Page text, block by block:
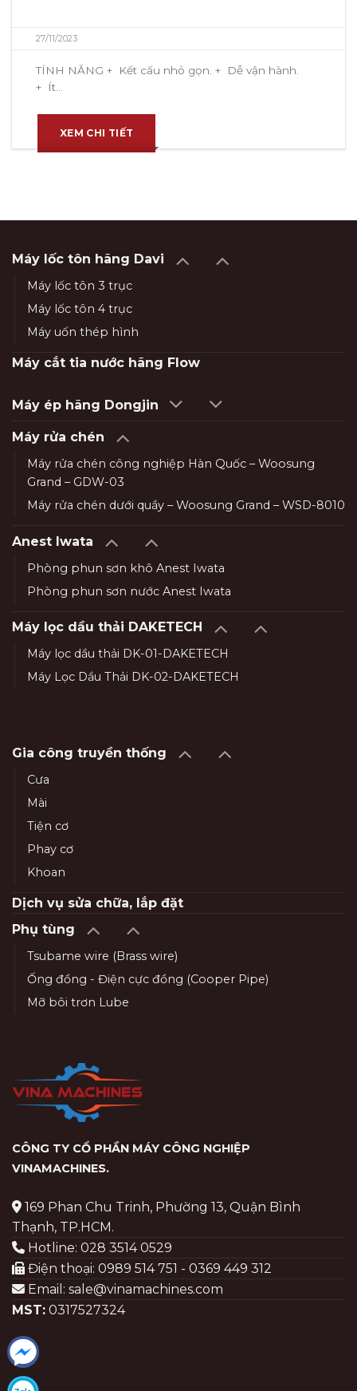
27/11/2023
TÍNH NĂNG + Kết cấu nhỏ gọn. + Dễ vận hành.
+ Ít...
XEM CHI TIẾT
Máy lốc tôn hãng Davi
Máy lốc tôn 3 trục
Máy lốc tôn 4 trục
Máy uốn thép hình
Máy cắt tia nước hãng Flow
Máy ép hãng Dongjin
Máy rửa chén
Máy rửa chén công nghiệp Hàn Quốc – Woosung
Grand – GDW-03
Máy rửa chén dưới quầy – Woosung Grand – WSD-8010
Anest Iwata
Phòng phun sơn khô Anest Iwata
Phòng phun sơn nước Anest Iwata
Máy lọc dầu thải DAKETECH
Máy lọc dầu thải DK-01-DAKETECH
Máy Lọc Dầu Thải DK-02-DAKETECH
Gia công truyền thống
Cưa
Mài
Tiện cơ
Phay cơ
Khoan
Dịch vụ sửa chữa, lắp đặt
Phụ tùng
Tsubame wire (Brass wire)
Ống đồng - Điện cực đồng (Cooper Pipe)
Mỡ bôi trơn Lube
CÔNG TY CỔ PHẦN MÁY CÔNG NGHIỆP
VINAMACHINES.
169 Phan Chu Trinh, Phường 13, Quận Bình
Thạnh, TP.HCM.
Hotline: 028 3514 0529
Điện thoại: 0989 514 751 - 0369 449 312
Email: sale@vinamachines.com
MST: 0317527324